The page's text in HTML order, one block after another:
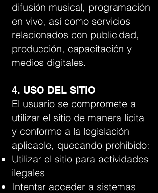
difusión musical, programación
en vivo, así como servicios
relacionados con publicidad,
producción, capacitación y
medios digitales.
4. USO DEL SITIO
El usuario se compromete a
utilizar el sitio de manera lícita
y conforme a la legislación
aplicable, quedando prohibido:
Utilizar el sitio para actividades
ilegales
Intentar acceder a sistemas